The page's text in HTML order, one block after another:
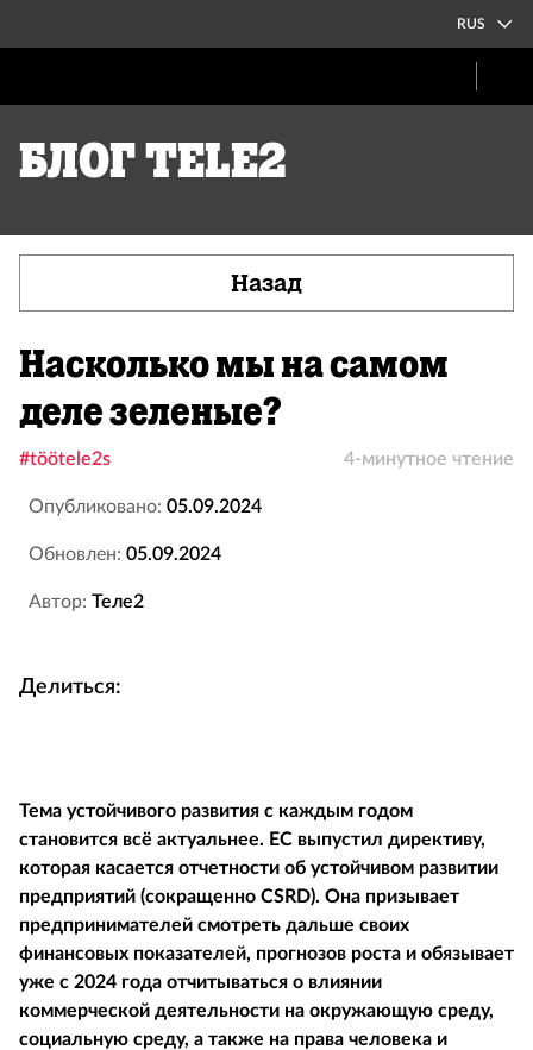
RUS
Блог Tele2
Назад
Насколько мы на самом
деле зеленые?
#töötele2s 4-минутное чтение
Опубликовано: 05.09.2024
Обновлен: 05.09.2024
Автор: Теле2
Делиться:
Тема устойчивого развития с каждым годом
становится всё актуальнее. ЕС выпустил директиву,
которая касается отчетности об устойчивом развитии
предприятий (сокращенно CSRD). Она призывает
предпринимателей смотреть дальше своих
финансовых показателей, прогнозов роста и обязывает
уже с 2024 года отчитываться о влиянии
коммерческой деятельности на окружающую среду,
социальную среду, а также на права человека и